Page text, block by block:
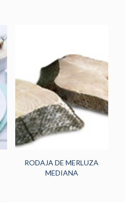
RODAJA DE MERLUZA
MEDIANA